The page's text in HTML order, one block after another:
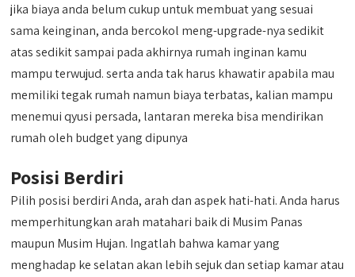
jika biaya anda belum cukup untuk membuat yang sesuai
sama keinginan, anda bercokol meng-upgrade-nya sedikit
atas sedikit sampai pada akhirnya rumah inginan kamu
mampu terwujud. serta anda tak harus khawatir apabila mau
memiliki tegak rumah namun biaya terbatas, kalian mampu
menemui qyusi persada, lantaran mereka bisa mendirikan
rumah oleh budget yang dipunya
Posisi Berdiri
Pilih posisi berdiri Anda, arah dan aspek hati-hati. Anda harus
memperhitungkan arah matahari baik di Musim Panas
maupun Musim Hujan. Ingatlah bahwa kamar yang
menghadap ke selatan akan lebih sejuk dan setiap kamar atau